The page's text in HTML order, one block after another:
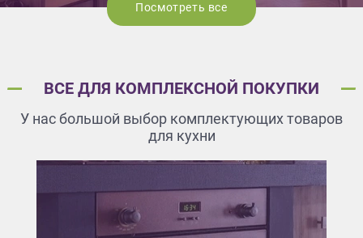
Посмотреть все
ВСЕ ДЛЯ КОМПЛЕКСНОЙ ПОКУПКИ
У нас большой выбор комплектующих товаров
для кухни